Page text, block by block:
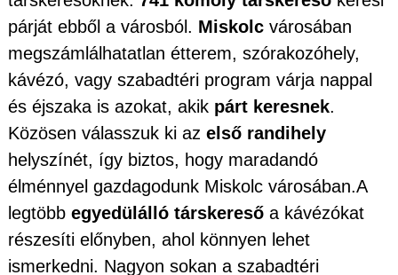
párját ebből a városból. Miskolc városában
megszámlálhatatlan étterem, szórakozóhely,
kávézó, vagy szabadtéri program várja nappal
és éjszaka is azokat, akik párt keresnek.
Közösen válasszuk ki az első randihely
helyszínét, így biztos, hogy maradandó
élménnyel gazdagodunk Miskolc városában.A
legtöbb egyedülálló társkereső a kávézókat
részesíti előnyben, ahol könnyen lehet
ismerkedni. Nagyon sokan a szabadtéri